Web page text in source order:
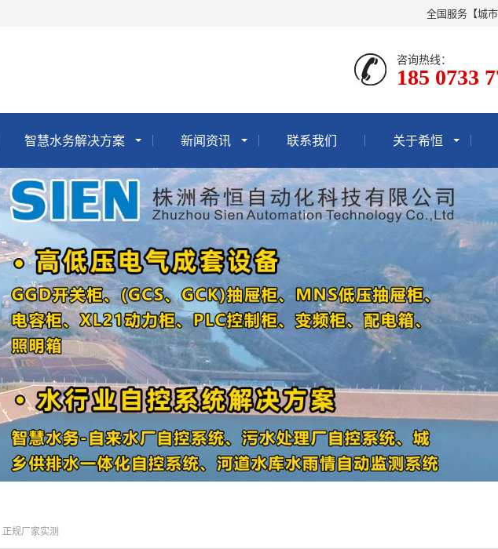
全国服务【城
咨询热线：
185 0733
智慧水务解决方案 新闻资讯 联系我们 关于希恒
规厂家实测​